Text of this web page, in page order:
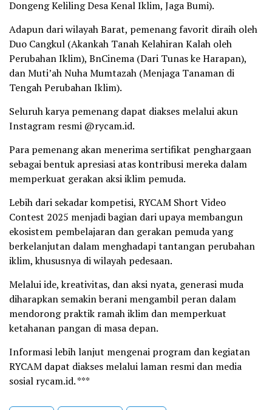
Dongeng Keliling Desa Kenal Iklim, Jaga Bumi).
Adapun dari wilayah Barat, pemenang favorit diraih oleh
Duo Cangkul (Akankah Tanah Kelahiran Kalah oleh
Perubahan Iklim), BnCinema (Dari Tunas ke Harapan),
dan Muti’ah Nuha Mumtazah (Menjaga Tanaman di
Tengah Perubahan Iklim).
Seluruh karya pemenang dapat diakses melalui akun
Instagram resmi @rycam.id.
Para pemenang akan menerima sertifikat penghargaan
sebagai bentuk apresiasi atas kontribusi mereka dalam
memperkuat gerakan aksi iklim pemuda.
Lebih dari sekadar kompetisi, RYCAM Short Video
Contest 2025 menjadi bagian dari upaya membangun
ekosistem pembelajaran dan gerakan pemuda yang
berkelanjutan dalam menghadapi tantangan perubahan
iklim, khususnya di wilayah pedesaan.
Melalui ide, kreativitas, dan aksi nyata, generasi muda
diharapkan semakin berani mengambil peran dalam
mendorong praktik ramah iklim dan memperkuat
ketahanan pangan di masa depan.
Informasi lebih lanjut mengenai program dan kegiatan
RYCAM dapat diakses melalui laman resmi dan media
sosial rycam.id. ***